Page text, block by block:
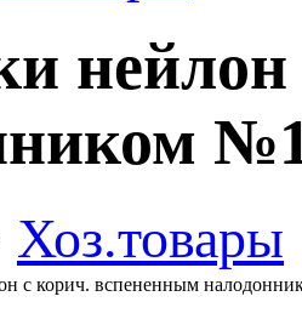
Хоз.товары
с корич. вспененным